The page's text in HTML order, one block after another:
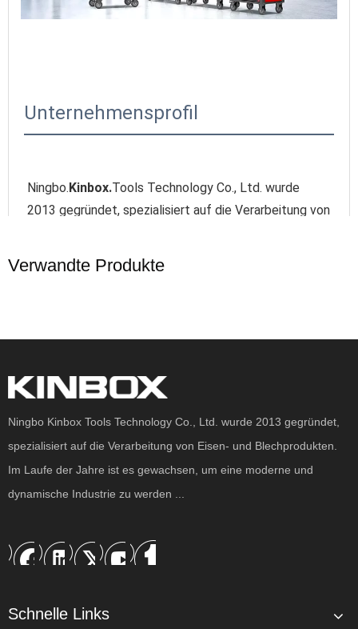
Unternehmensprofil
Ningbo.Kinbox.Tools Technology Co., Ltd. wurde
2013 gegründet, spezialisiert auf die Verarbeitung von
Verwandte Produkte
Economic 7 Schubladen Werkzeuglagerschrank für Lagerhaus 7 Schubladen Großhandels -Werkzeugspeicher für Lagerhaus
Ningbo Kinbox Tools Technology Co., Ltd. wurde 2013 gegründet,
spezialisiert auf die Verarbeitung von Eisen- und Blechprodukten.
Im Laufe der Jahre ist es gewachsen, um eine moderne und
dynamische Industrie zu werden ...
Schnelle Links